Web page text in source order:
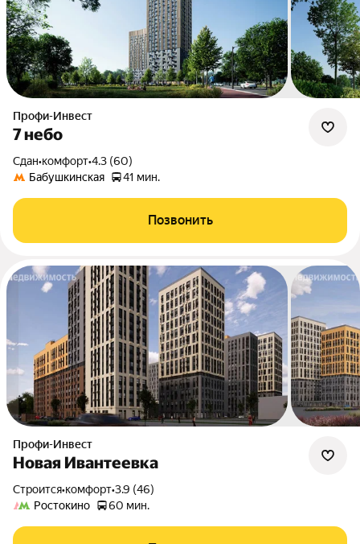
Профи-Инвест
7 небо
Сдан•комфорт•4.3 (60)
Бабушкинская
41 мин.
Позвонить
Профи-Инвест
Новая Ивантеевка
Строится•комфорт•3.9 (46)
Ростокино
60 мин.